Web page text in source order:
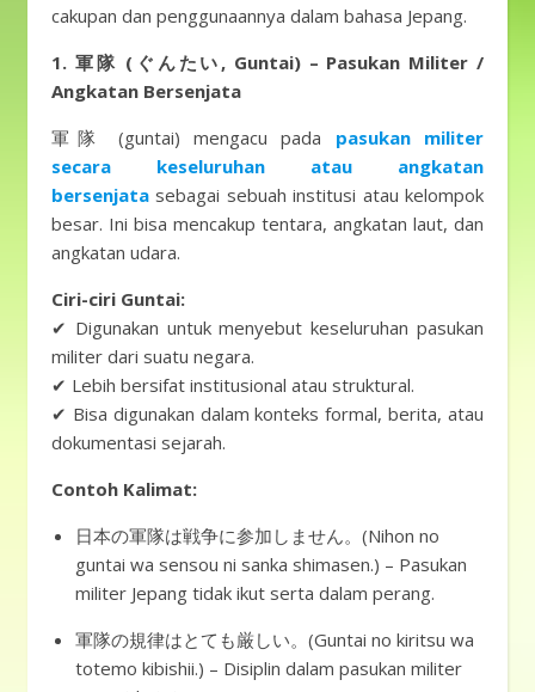
cakupan dan penggunaannya dalam bahasa Jepang.
1. 軍隊 (ぐんたい, Guntai) – Pasukan Militer /
Angkatan Bersenjata
軍隊 (guntai) mengacu pada pasukan militer
secara keseluruhan atau angkatan
bersenjata sebagai sebuah institusi atau kelompok
besar. Ini bisa mencakup tentara, angkatan laut, dan
angkatan udara.
Ciri-ciri Guntai:
✔ Digunakan untuk menyebut keseluruhan pasukan
militer dari suatu negara.
✔ Lebih bersifat institusional atau struktural.
✔ Bisa digunakan dalam konteks formal, berita, atau
dokumentasi sejarah.
Contoh Kalimat:
日本の軍隊は戦争に参加しません。(Nihon no
guntai wa sensou ni sanka shimasen.) – Pasukan
militer Jepang tidak ikut serta dalam perang.
軍隊の規律はとても厳しい。(Guntai no kiritsu wa
totemo kibishii.) – Disiplin dalam pasukan militer